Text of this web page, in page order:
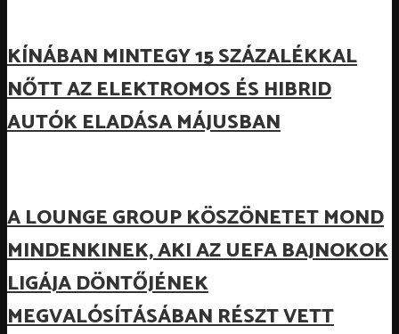
KÍNÁBAN MINTEGY 15 SZÁZALÉKKAL
NŐTT AZ ELEKTROMOS ÉS HIBRID
AUTÓK ELADÁSA MÁJUSBAN
A LOUNGE GROUP KÖSZÖNETET MOND
MINDENKINEK, AKI AZ UEFA BAJNOKOK
LIGÁJA DÖNTŐJÉNEK
MEGVALÓSÍTÁSÁBAN RÉSZT VETT